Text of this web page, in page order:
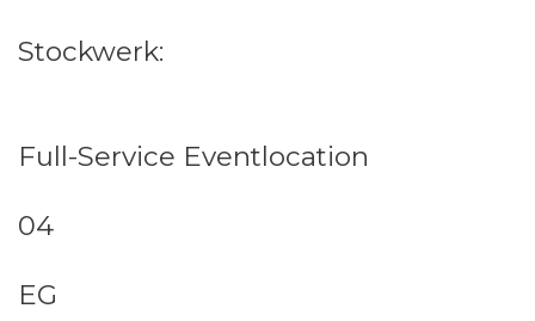
Stockwerk:
Full-Service Eventlocation
04
EG